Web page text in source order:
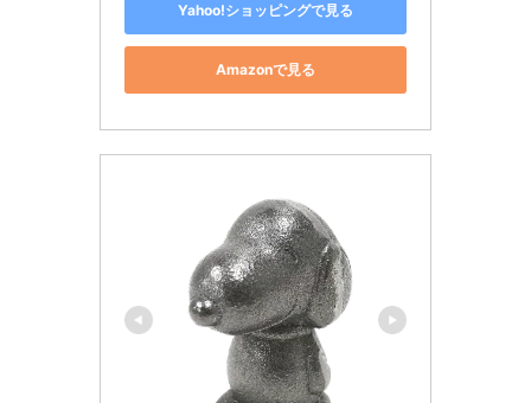
Yahoo!ショッピングで見る
Amazonで見る